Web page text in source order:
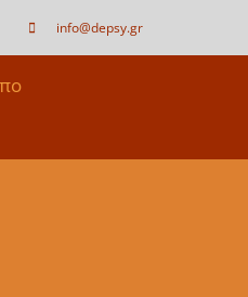
info@depsy.gr